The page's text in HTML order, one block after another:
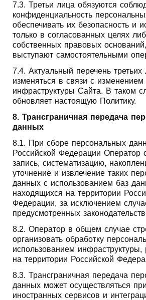
7.3. Третьи лица обязуются
конфиденциальность
обеспечивать их безопасность и
только в согласованных целях
собственных правовых
выступают самостоятельными
7.4. Актуальный перечень
изменяться в связи с изменением
инфраструктуры Сайта. В таком
обновляет настоящую Политику.
8. Трансграничная передача
данных
8.1. При сборе персональных
Российской Федерации Оператор
запись, систематизацию,
уточнение и извлечение таких
данных с использованием баз
находящихся на территории
Федерации, за исключением
предусмотренных
8.2. Оператор в общем случае
организовать обработку
использованием инфраструктуры,
на территории Российской
8.3. Трансграничная передача
данных может осуществляться
иностранных сервисов и